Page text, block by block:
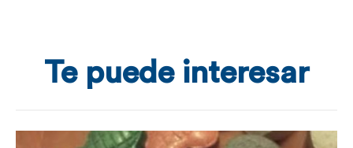
Te puede interesar